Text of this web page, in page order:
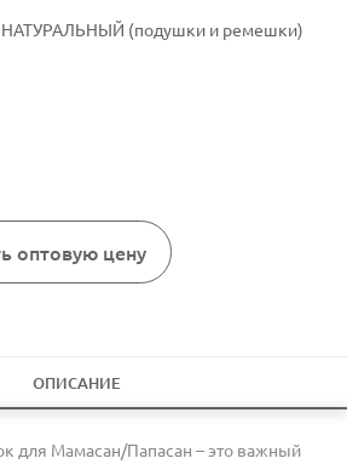
(подушки и ремешки)
оптовую цену
ОПИСАНИЕ
для Мамасан/Папасан – это важный